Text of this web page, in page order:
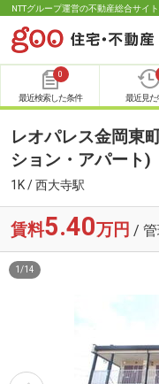
NTTグループ運営の不動産総合サイ
0
最近検索した条件 最近見た
レオパレス金岡東
ション・アパート)
1K / 西大寺駅
賃料5.40万円 / 管
1 /14